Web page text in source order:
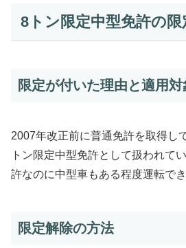
8トン限定中型免許の限
限定が付いた理由と適用対
2007年改正前に普通免許を取得し
トン限定中型免許として扱われて
許なのに中型車もある程度運転で
限定解除の方法